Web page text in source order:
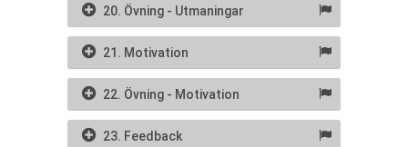
20. Övning - Utmaningar
21. Motivation
22. Övning - Motivation
23. Feedback